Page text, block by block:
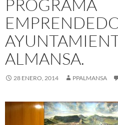
PROGRAMA
ALMANSA.
28 ENERO, 2014 PPALMANSA